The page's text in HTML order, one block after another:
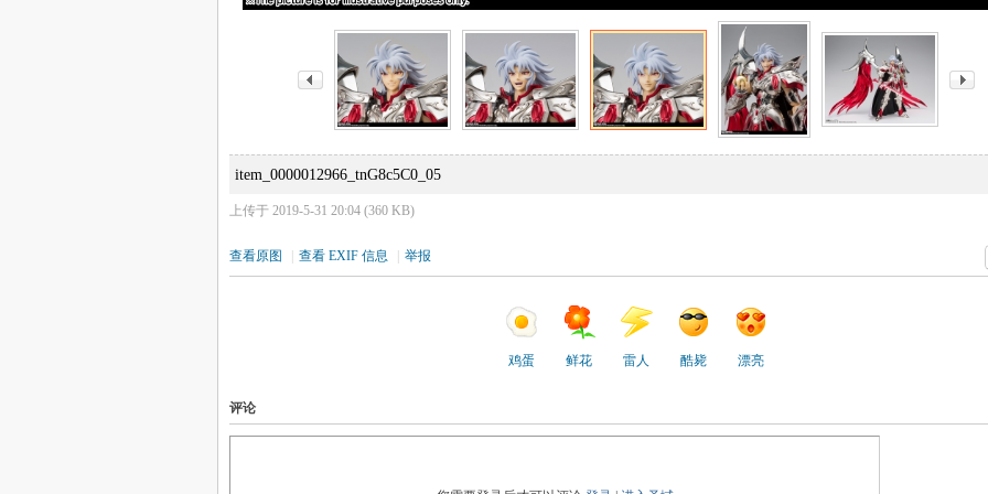
item_0000012966_tnG8c5C0_05
上传于 2019-5-31 20:04 (360 KB)
查看原图 查看 EXIF 信息 举报
鸡蛋 鲜花 雷人 酷毙 漂亮
评论